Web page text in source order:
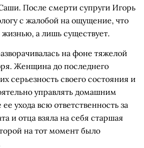
После смерти супруги Игорь
с жалобой на ощущение, что
а лишь существует.
на фоне тяжелой
Женщина до последнего
серьезность своего состояния и
управлять домашним
ухода всю ответственность за
и отца взяла на себя старшая
на тот момент было